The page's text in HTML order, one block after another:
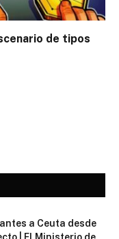
de tipos
a Ceuta desde
| El Ministerio de